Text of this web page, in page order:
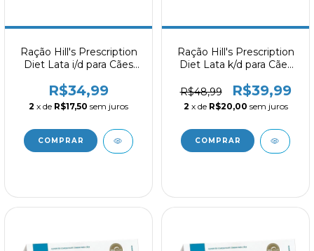
Ração Hill's Prescription
Diet Lata i/d para Cães
R$34,99
2 x de R$17,50 sem juros
Ração Hill's Prescription
Diet Lata k/d para Cães
370g
R$48,99 R$39,99
2 x de R$20,00 sem juros